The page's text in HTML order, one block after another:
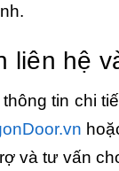
liên hệ
tin chi
và tư vấn